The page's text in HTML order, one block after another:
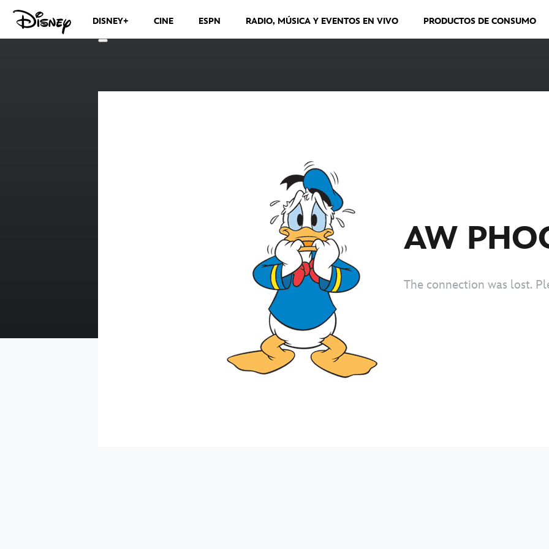
DISNEY+ CINE ESPN RADIO, MÚSICA Y EVENTOS EN VIVO PRODUCTOS DE CONSUMO
AW
The connection was lost.